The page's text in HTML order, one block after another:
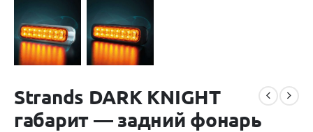
Strands DARK KNIGHT
габарит — задний фонарь